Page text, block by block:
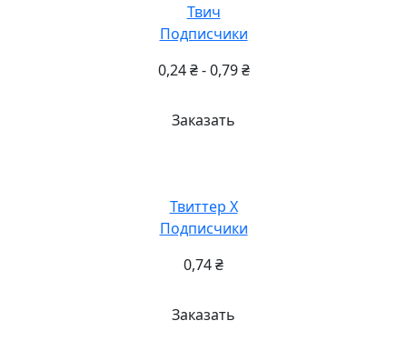
Твич
Подписчики
0,24₴-0,79₴
Заказать
Твиттер X
Подписчики
0,74₴
Заказать